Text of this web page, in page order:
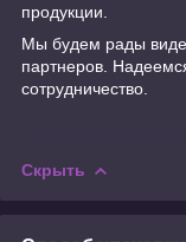
продукции.
Мы будем рады
партнеров.
сотрудничество.
Скрыть